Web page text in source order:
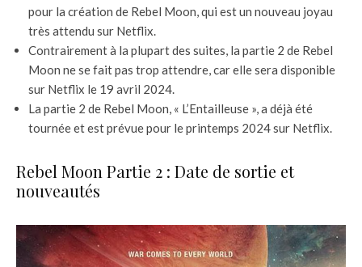
pour la création de Rebel Moon, qui est un nouveau joyau
très attendu sur Netflix.
Contrairement à la plupart des suites, la partie 2 de Rebel
Moon ne se fait pas trop attendre, car elle sera disponible
sur Netflix le 19 avril 2024.
La partie 2 de Rebel Moon, « L’Entailleuse », a déjà été
tournée et est prévue pour le printemps 2024 sur Netflix.
Rebel Moon Partie 2 : Date de sortie et
nouveautés